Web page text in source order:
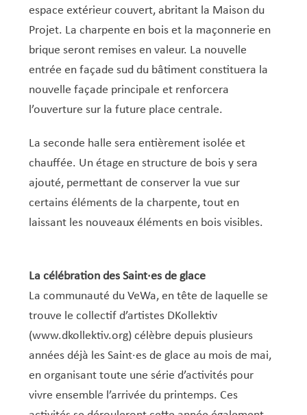
espace extérieur couvert, abritant la Maison du
Projet. La charpente en bois et la maçonnerie en
brique seront remises en valeur. La nouvelle
entrée en façade sud du bâtiment constituera la
nouvelle façade principale et renforcera
l’ouverture sur la future place centrale.
La seconde halle sera entièrement isolée et
chauffée. Un étage en structure de bois y sera
ajouté, permettant de conserver la vue sur
certains éléments de la charpente, tout en
laissant les nouveaux éléments en bois visibles.
La célébration des Saint·es de glace
La communauté du VeWa, en tête de laquelle se
trouve le collectif d’artistes DKollektiv
(www.dkollektiv.org) célèbre depuis plusieurs
années déjà les Saint·es de glace au mois de mai,
en organisant toute une série d’activités pour
vivre ensemble l’arrivée du printemps. Ces